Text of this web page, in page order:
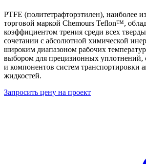
PTFE (политетрафторэтилен), наиболее
торговой маркой Chemours Teflon™,
коэффициентом трения среди всех
сочетании с абсолютной химической
широким диапазоном рабочих
выбором для прецизионных
и компонентов систем транспортировки
жидкостей.
Запросить цену на проект